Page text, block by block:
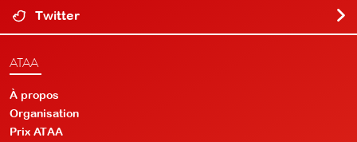
Twitter
ATAA
À propos
Organisation
Prix ATAA